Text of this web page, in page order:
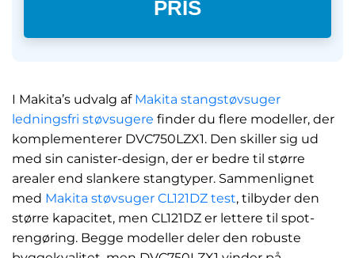
PRIS
I Makita’s udvalg af Makita stangstøvsuger
ledningsfri støvsugere finder du flere modeller, der
komplementerer DVC750LZX1. Den skiller sig ud
med sin canister-design, der er bedre til større
arealer end slankere stangtyper. Sammenlignet
med Makita støvsuger CL121DZ test, tilbyder den
større kapacitet, men CL121DZ er lettere til spot-
rengøring. Begge modeller deler den robuste